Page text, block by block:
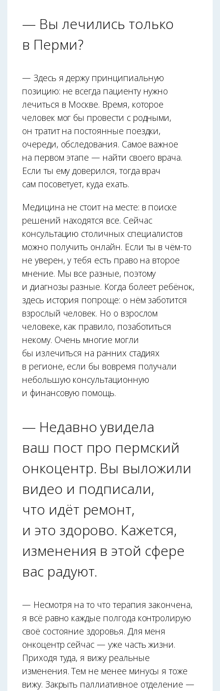
— Вы лечились только
в Перми?
— Здесь я держу принципиальную
позицию: не всегда пациенту нужно
лечиться в Москве. Время, которое
человек мог бы провести с родными,
он тратит на постоянные поездки,
очереди, обследования. Самое важное
на первом этапе — найти своего врача.
Если ты ему доверился, тогда врач
сам посоветует, куда ехать.
Медицина не стоит на месте: в поиске
решений находятся все. Сейчас
консультацию столичных специалистов
можно получить онлайн. Если ты в чём-то
не уверен, у тебя есть право на второе
мнение. Мы все разные, поэтому
и диагнозы разные. Когда болеет ребёнок,
здесь история попроще: о нём заботится
взрослый человек. Но о взрослом
человеке, как правило, позаботиться
некому. Очень многие могли
бы излечиться на ранних стадиях
в регионе, если бы вовремя получали
небольшую консультационную
и финансовую помощь.
— Недавно увидела
ваш пост про пермский
онкоцентр. Вы выложили
видео и подписали,
что идёт ремонт,
и это здорово. Кажется,
изменения в этой сфере
вас радуют.
— Несмотря на то что терапия закончена,
я всё равно каждые полгода контролирую
своё состояние здоровья. Для меня
онкоцентр сейчас — уже часть жизни.
Приходя туда, я вижу реальные
изменения. Тем не менее минусы я тоже
вижу. Закрыть паллиативное отделение —